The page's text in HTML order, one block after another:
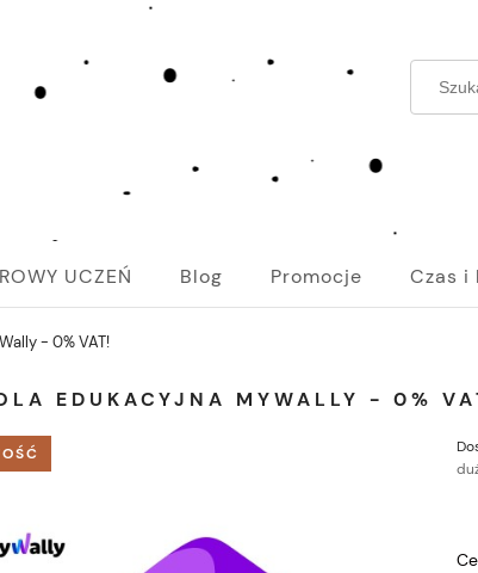
UCZEŃ Blog Promocje Czas i
- 0% VAT!
EDUKACYJNA MYWALLY - 0%